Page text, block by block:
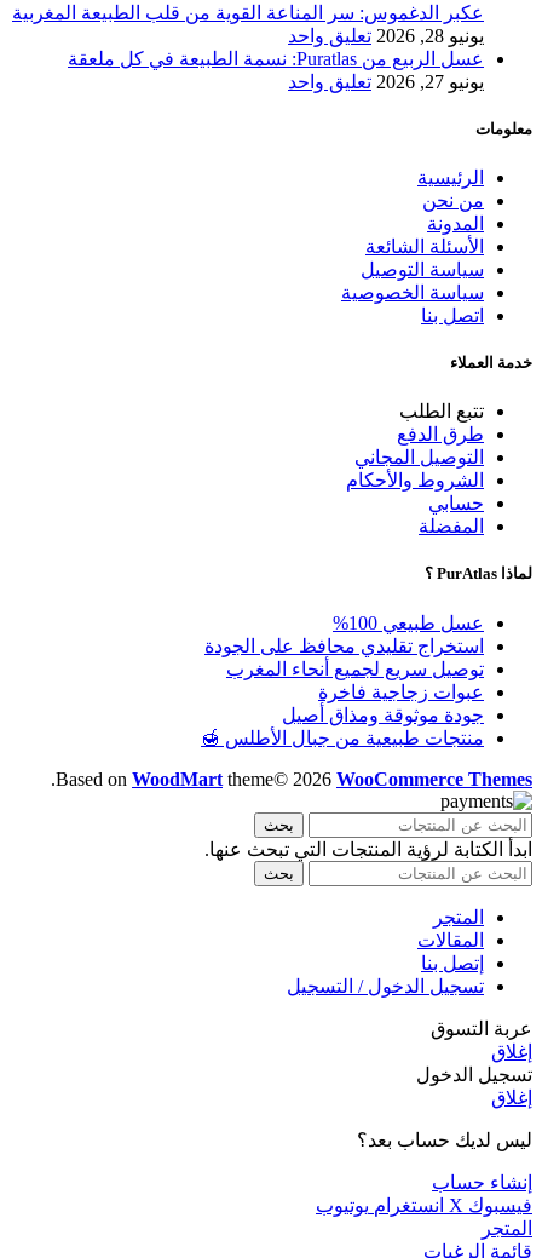
عكبر الدغموس: سر المناعة القوية من قلب الطبيعة المغربية
يونيو 28, 2026
تعليق واحد
عسل الربيع من Puratlas: نسمة الطبيعة في كل ملعقة
يونيو 27, 2026
تعليق واحد
معلومات
الرئيسية
من نحن
المدونة
الأسئلة الشائعة
سياسة التوصيل
سياسة الخصوصية
اتصل بنا
خدمة العملاء
تتبع الطلب
طرق الدفع
التوصيل المجاني
الشروط والأحكام
حسابي
المفضلة
لماذا PurAtlas ؟
عسل طبيعي 100%
استخراج تقليدي محافظ على الجودة
توصيل سريع لجميع أنحاء المغرب
عبوات زجاجية فاخرة
جودة موثوقة ومذاق أصيل
منتجات طبيعية من جبال الأطلس 🍯
Based on WoodMart theme© 2026 WooCommerce Themes
.
بحث
ابدأ الكتابة لرؤية المنتجات التي تبحث عنها.
بحث
المتجر
المقالات
إتصل بنا
تسجيل الدخول / التسجيل
عربة التسوق
إغلاق
تسجيل الدخول
إغلاق
ليس لديك حساب بعد؟
إنشاء حساب
فيسبوك X انستغرام يوتيوب
المتجر
قائمة الرغبات